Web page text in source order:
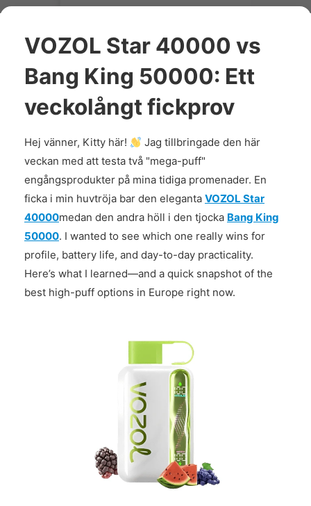
VOZOL Star 40000 vs
Bang King 50000: Ett
veckolångt fickprov
Hej vänner, Kitty här!
Jag tillbringade den här
veckan med att testa två "mega-puff"
engångsprodukter på mina tidiga promenader. En
ficka i min huvtröja bar den eleganta VOZOL Star
40000medan den andra höll i den tjocka Bang King
50000. I wanted to see which one really wins for
profile, battery life, and day-to-day practicality.
Here’s what I learned—and a quick snapshot of the
best high-puff options in Europe right now.